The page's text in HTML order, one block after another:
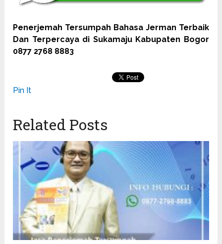
Penerjemah Tersumpah Bahasa Jerman Terbaik
Dan Terpercaya di Sukamaju Kabupaten Bogor
0877 2768 8883
Pin It
Related Posts